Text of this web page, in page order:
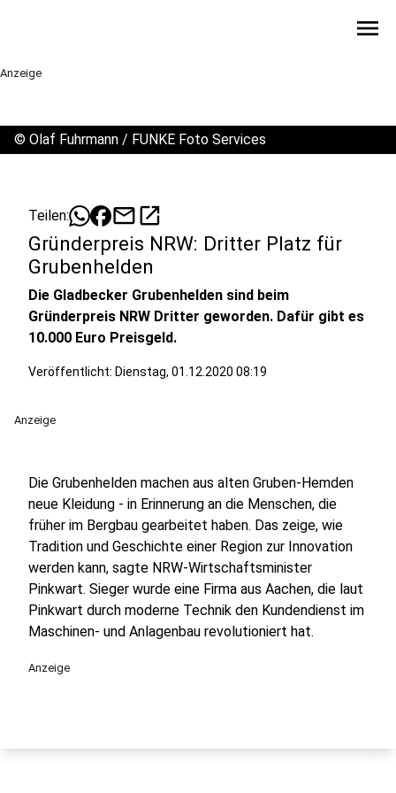
menu
Anzeige
© Olaf Fuhrmann / FUNKE Foto Services
Teilen: mailopen_in_new
Gründerpreis NRW: Dritter Platz für
Grubenhelden
Die Gladbecker Grubenhelden sind beim
Gründerpreis NRW Dritter geworden. Dafür gibt es
10.000 Euro Preisgeld.
Veröffentlicht: Dienstag, 01.12.2020 08:19
Anzeige
Die Grubenhelden machen aus alten Gruben-Hemden
neue Kleidung - in Erinnerung an die Menschen, die
früher im Bergbau gearbeitet haben. Das zeige, wie
Tradition und Geschichte einer Region zur Innovation
werden kann, sagte NRW-Wirtschaftsminister
Pinkwart. Sieger wurde eine Firma aus Aachen, die laut
Pinkwart durch moderne Technik den Kundendienst im
Maschinen- und Anlagenbau revolutioniert hat.
Anzeige